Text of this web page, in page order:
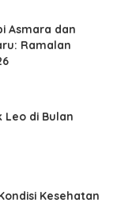
Asmara dan
Ramalan
Leo di Bulan
Kesehatan